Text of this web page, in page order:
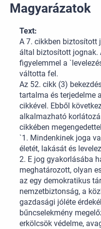
Magyarázatok
Text:
A 7. cikkben biztosított
által biztosított jognak.
figyelemmel a
váltotta fel.
Az 52. cikk (3)
tartalma és terjedelme
cikkével. Ebből
alkalmazható
cikkében
`1. Mindenkinek joga
életét, lakását és
2. E jog gyakorlásába
meghatározott, olyan
az egy demokratikus
nemzetbiztonság, a
gazdasági jóléte
bűncselekmény
erkölcsök védelme,